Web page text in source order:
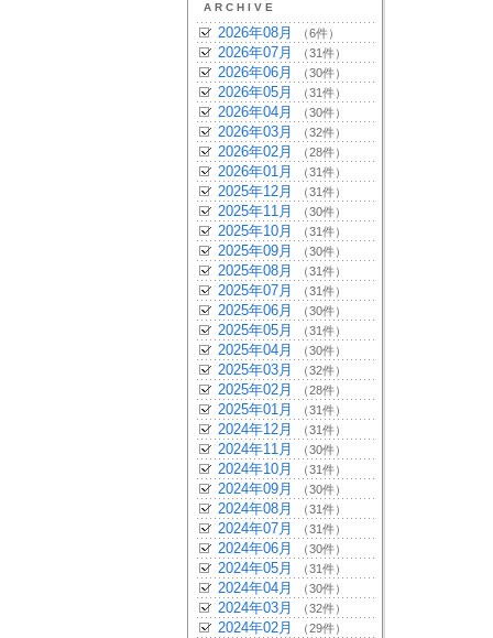
ARCHIVE
2026年08月 （6件）
2026年07月 （31件）
2026年06月 （30件）
2026年05月 （31件）
2026年04月 （30件）
2026年03月 （32件）
2026年02月 （28件）
2026年01月 （31件）
2025年12月 （31件）
2025年11月 （30件）
2025年10月 （31件）
2025年09月 （30件）
2025年08月 （31件）
2025年07月 （31件）
2025年06月 （30件）
2025年05月 （31件）
2025年04月 （30件）
2025年03月 （32件）
2025年02月 （28件）
2025年01月 （31件）
2024年12月 （31件）
2024年11月 （30件）
2024年10月 （31件）
2024年09月 （30件）
2024年08月 （31件）
2024年07月 （31件）
2024年06月 （30件）
2024年05月 （31件）
2024年04月 （30件）
2024年03月 （32件）
2024年02月 （29件）